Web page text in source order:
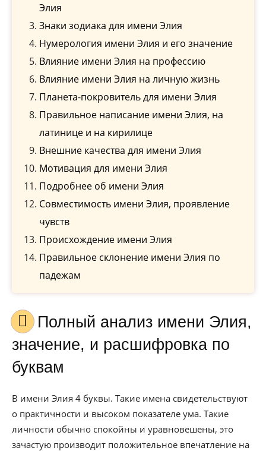
Элия
Знаки зодиака для имени Элия
Нумерология имени Элия и его значение
Влияние имени Элия на профессию
Влияние имени Элия на личную жизнь
Планета-покровитель для имени Элия
Правильное написание имени Элия, на
латинице и на кирилице
Внешние качества для имени Элия
Мотивация для имени Элия
Подробнее об имени Элия
Совместимость имени Элия, проявление
чувств
Происхождение имени Элия
Правильное склонение имени Элия по
падежам
Полный анализ имени Элия,
значение, и расшифровка по
буквам
В имени Элия 4 буквы. Такие имена свидетельствуют
о практичности и высоком показателе ума. Такие
личности обычно спокойны и уравновешены, это
зачастую производит положительное впечатление на